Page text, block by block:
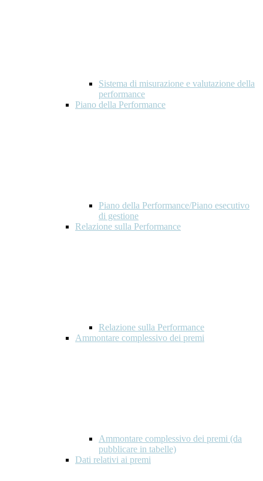
Sistema di misurazione e valutazione della
performance
Piano della Performance
Piano della Performance/Piano esecutivo
di gestione
Relazione sulla Performance
Relazione sulla Performance
Ammontare complessivo dei premi
Ammontare complessivo dei premi (da
pubblicare in tabelle)
Dati relativi ai premi